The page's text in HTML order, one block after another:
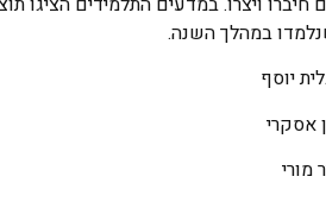
במהלך השנה.
יוסף
אסקרי